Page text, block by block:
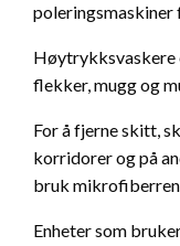
Høytrykksvaskere
flekker, mugg og
For å fjerne skitt,
korridorer og på
bruk
Enheter som